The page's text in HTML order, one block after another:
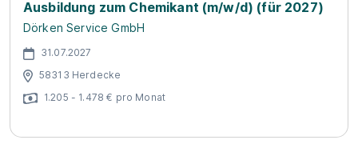
Ausbildung zum Chemikant (m/w/d) (für 2027)
Dörken Service GmbH
31.07.2027
58313 Herdecke
1.205 - 1.478 € pro Monat